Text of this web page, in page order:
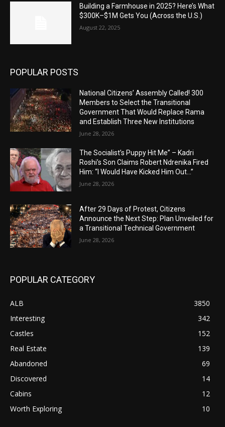
Building a Farmhouse in 2025? Here’s What
$300K–$1M Gets You (Across the U.S.)
August 22, 2025
POPULAR POSTS
National Citizens’ Assembly Called! 300
Members to Select the Transitional
Government That Would Replace Rama
and Establish Three New Institutions
June 28, 2026
The Socialist’s Puppy Hit Me” – Kadri
Roshi’s Son Claims Robert Ndrenika Fired
Him: “I Would Have Kicked Him Out…”
June 28, 2026
After 29 Days of Protest, Citizens
Announce the Next Step: Plan Unveiled for
a Transitional Technical Government
June 28, 2026
POPULAR CATEGORY
ALB
3850
Interesting
342
Castles
152
Real Estate
139
Abandoned
69
Discovered
14
Cabins
12
Worth Exploring
10